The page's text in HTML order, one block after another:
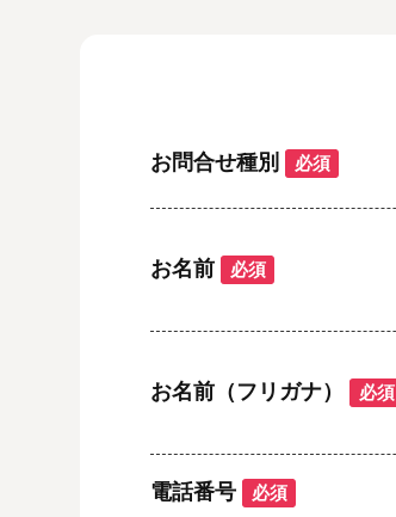
お問合せ種別 必須
お名前 必須
お名前（フリガナ） 必須
電話番号 必須